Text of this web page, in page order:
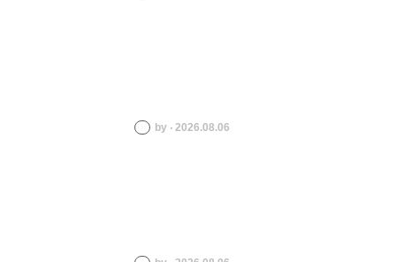
by ‧ 2026.08.06